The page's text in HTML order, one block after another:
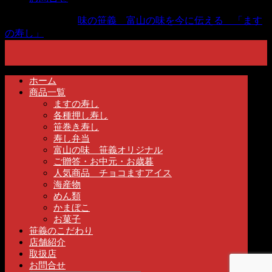
味の笹義 富山の味を今に伝える 「ます
の寿し」
ホーム
商品一覧
ますの寿し
各種押し寿し
笹巻き寿し
寿し弁当
富山の味 笹義オリジナル
ご贈答・お中元・お歳暮
人気商品 チョコますアイス
海産物
めん類
かまぼこ
お菓子
笹義のこだわり
店舗紹介
取扱店
お問合せ